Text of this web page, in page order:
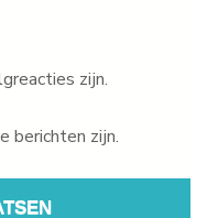
zijn.
berichten zijn.